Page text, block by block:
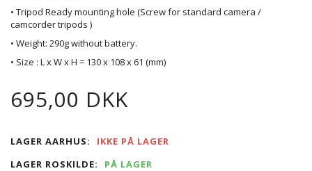
• Tripod Ready mounting hole (Screw for standard camera /
camcorder tripods )
• Weight: 290g without battery.
• Size : L x W x H = 130 x 108 x 61 (mm)
695,00 DKK
LAGER AARHUS:
IKKE PÅ LAGER
LAGER ROSKILDE:
PÅ LAGER